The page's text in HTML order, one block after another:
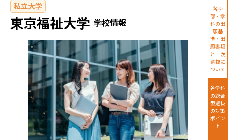
私立大学
東京福祉大学 学校情報
各学
部・学
科の出
願基
準・出
願書類
と二次
選抜に
ついて
各学科
の総合
型選抜
の対策
ポイン
ト